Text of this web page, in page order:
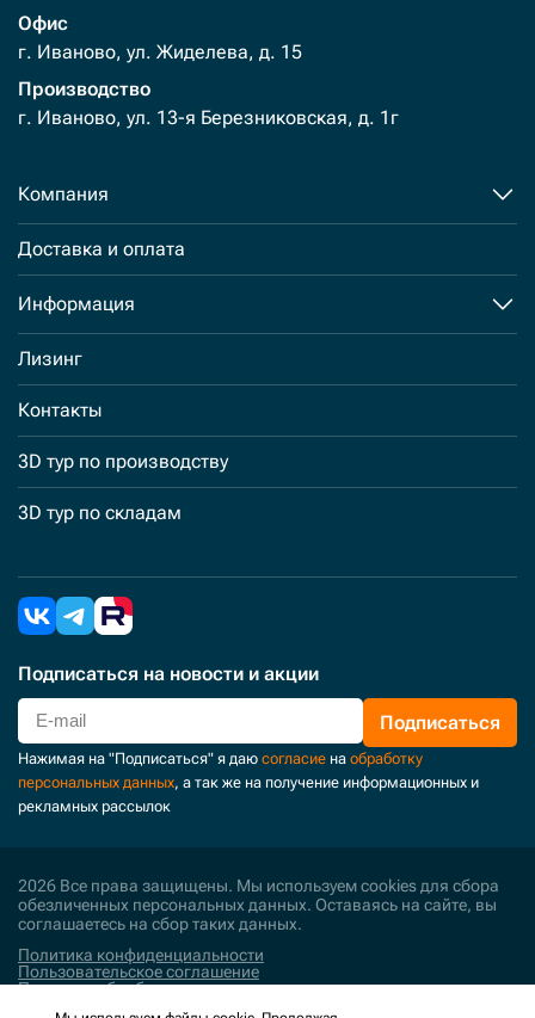
Офис
г. Иваново, ул. Жиделева, д. 15
Производство
г. Иваново, ул. 13-я Березниковская, д. 1г
Компания
Доставка и оплата
Информация
Лизинг
Контакты
3D тур по производству
3D тур по складам
Подписаться на новости и акции
Подписаться
Нажимая на "Подписаться" я даю согласие на обработку
персональных данных, а так же на получение информационных и
рекламных рассылок
2026 Все права защищены. Мы используем cookies для сбора
обезличенных персональных данных. Оставаясь на сайте, вы
соглашаетесь на сбор таких данных.
Политика конфиденциальности
Пользовательское соглашение
Политика обработки персональных данных